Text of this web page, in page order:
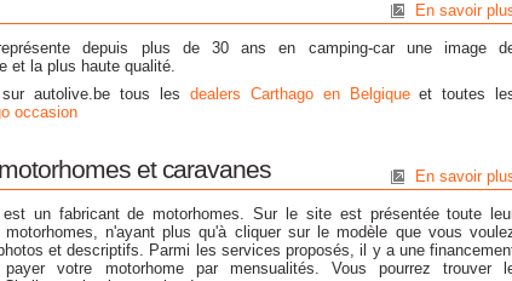
En savoir
depuis plus de 30 ans en camping-car une image
et la plus haute qualité.
sur autolive.be tous les dealers Carthago en Belgiqueet toutes
occasion
En savoir
et caravanes
est un fabricant de motorhomes. Sur le site est présentée toute
motorhomes, n'ayant plus qu'à cliquer sur le modèle que vous
et descriptifs. Parmi les services proposés, il y a une
votre motorhome par mensualités. Vous pourrez trouver